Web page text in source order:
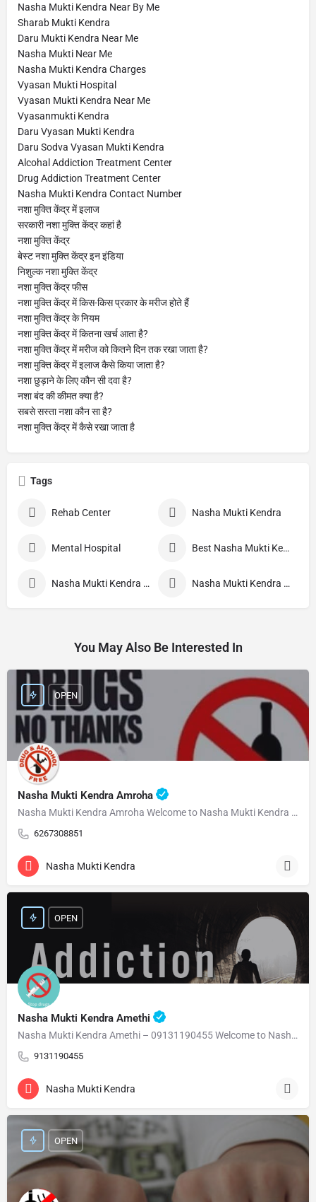
Nasha Mukti Kendra Near By Me
Sharab Mukti Kendra
Daru Mukti Kendra Near Me
Nasha Mukti Near Me
Nasha Mukti Kendra Charges
Vyasan Mukti Hospital
Vyasan Mukti Kendra Near Me
Vyasanmukti Kendra
Daru Vyasan Mukti Kendra
Daru Sodva Vyasan Mukti Kendra
Alcohal Addiction Treatment Center
Drug Addiction Treatment Center
Nasha Mukti Kendra Contact Number
नशा मुक्ति केंद्र में इलाज
सरकारी नशा मुक्ति केंद्र कहां है
नशा मुक्ति केंद्र
बेस्ट नशा मुक्ति केंद्र इन इंडिया
निशुल्क नशा मुक्ति केंद्र
नशा मुक्ति केंद्र फीस
नशा मुक्ति केंद्र में किस-किस प्रकार के मरीज होते हैं
नशा मुक्ति केंद्र के नियम
नशा मुक्ति केंद्र में कितना खर्च आता है?
नशा मुक्ति केंद्र में मरीज को कितने दिन तक रखा जाता है?
नशा मुक्ति केंद्र में इलाज कैसे किया जाता है?
नशा छुड़ाने के लिए कौन सी दवा है?
नशा बंद की कीमत क्या है?
सबसे सस्ता नशा कौन सा है?
नशा मुक्ति केंद्र में कैसे रखा जाता है
Tags
Rehab Center Nasha Mukti Kendra
Mental Hospital Best Nasha Mukti Kendra
Nasha Mukti Kendra Nepal Nasha Mukti Kendra Morang
You May Also Be Interested In
Nasha Mukti Kendra Amroha
Nasha Mukti Kendra Amroha Welcome to Nasha Mukti Kendra Amroha ( नशा मुक्ति केंद्र अमरोहा ) हमारे केंद्र…
6267308851
OPEN
Nasha Mukti Kendra
Nasha Mukti Kendra Amethi
Nasha Mukti Kendra Amethi – 09131190455 Welcome to Nasha Mukti Kendra Amethi ( नशा मुक्ति केंद्र अमेठी )…
9131190455
OPEN
Nasha Mukti Kendra
OPEN